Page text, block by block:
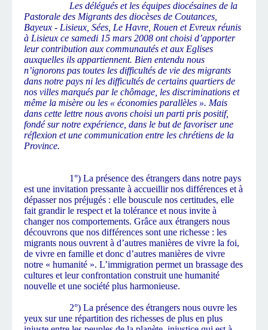
Les délégués et les équipes diocésaines de la
Pastorale des Migrants des diocèses de Coutances,
Bayeux - Lisieux, Sées, Le Havre, Rouen et Evreux réunis
à Lisieux ce samedi 15 mars 2008 ont choisi d’apporter
leur contribution aux communautés et aux Eglises
auxquelles ils appartiennent. Bien entendu nous
n’ignorons pas toutes les difficultés de vie des migrants
dans notre pays ni les difficultés de certains quartiers de
nos villes marqués par le chômage, les discriminations et
même la misère ou les « économies parallèles ». Mais
dans cette lettre nous avons choisi un parti pris positif,
fondé sur notre expérience, dans le but de favoriser une
réflexion et une communication entre les chrétiens de la
Province.
1°) La présence des étrangers dans notre pays
est une invitation pressante à accueillir nos différences et à
dépasser nos préjugés : elle bouscule nos certitudes, elle
fait grandir le respect et la tolérance et nous invite à
changer nos comportements. Grâce aux étrangers nous
découvrons que nos différences sont une richesse : les
migrants nous ouvrent à d’autres manières de vivre la foi,
de vivre en famille et donc d’autres manières de vivre
notre « humanité ». L’immigration permet un brassage des
cultures et leur confrontation construit une humanité
nouvelle et une société plus harmonieuse.
2°) La présence des étrangers nous ouvre les
yeux sur une répartition des richesses de plus en plus